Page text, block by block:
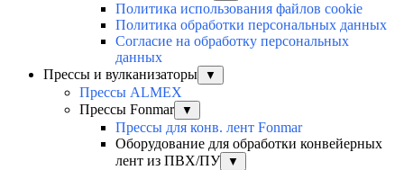
Политика использования файлов cookie
Политика обработки персональных данных
Согласие на обработку персональных
данных
Прессы и вулканизаторы
▼
Прессы ALMEX
Прессы Fonmar
▼
Прессы для конв. лент Fonmar
Оборудование для обработки конвейерных
лент из ПВХ/ПУ
▼